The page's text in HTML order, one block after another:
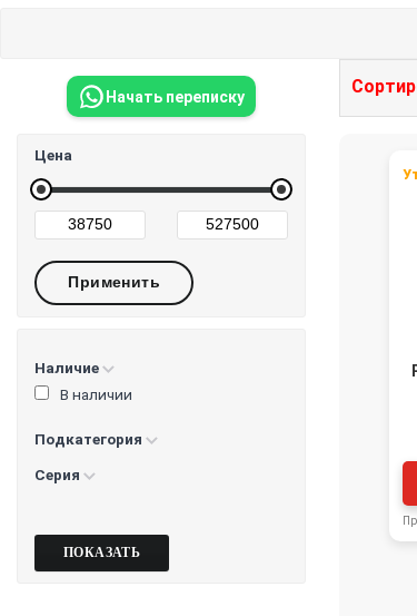
Начать переписку
Цена
Наличие
В наличии
Подкатегория
Серия